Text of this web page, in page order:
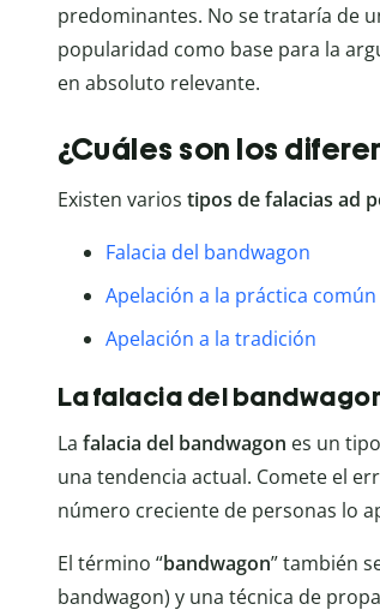
predominantes. No se trataría de
popularidad como base para la
en absoluto relevante.
¿Cuáles son los
Existen varios tipos de falacias ad
Falacia del bandwagon
Apelación a la práctica común
Apelación a la tradición
La falacia del
La falacia del bandwagon es un
una tendencia actual. Comete el
número creciente de personas lo
El término “bandwagon” también
bandwagon) y una técnica de